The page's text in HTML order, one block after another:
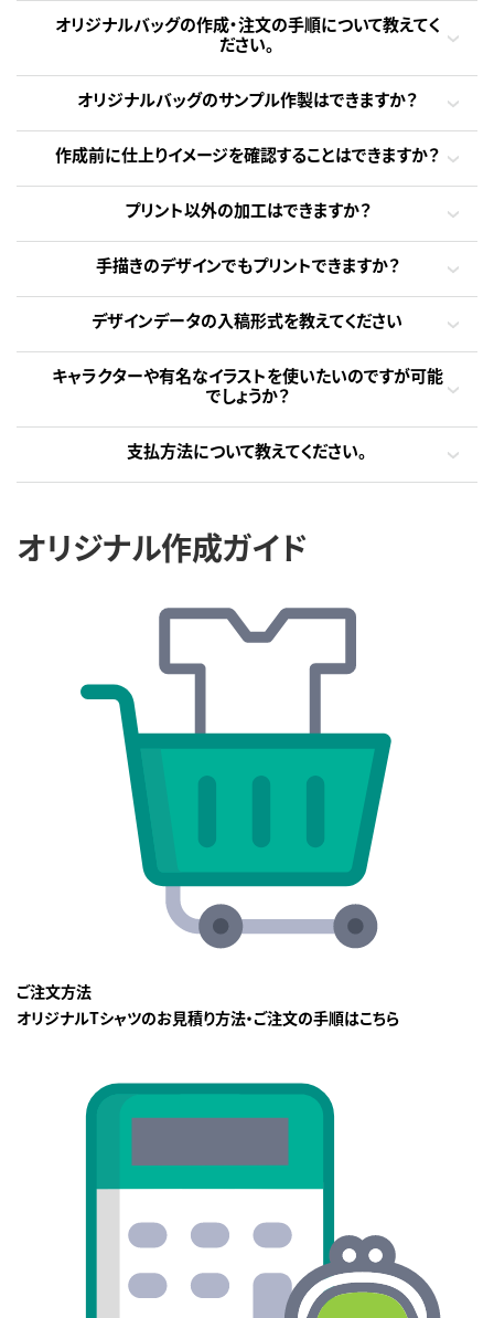
オリジナルバッグの作成・注文の手順について教えてく
ださい。
オリジナルバッグのサンプル作製はできますか？
作成前に仕上りイメージを確認することはできますか？
プリント以外の加工はできますか？
手描きのデザインでもプリントできますか？
デザインデータの入稿形式を教えてください
キャラクターや有名なイラストを使いたいのですが可能
でしょうか？
支払方法について教えてください。
オリジナル作成ガイド
ご注文方法
オリジナルTシャツのお見積り方法・ご注文の手順はこちら